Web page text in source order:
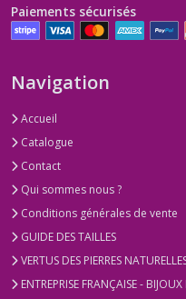
Paiements sécurisés
Navigation
Accueil
Catalogue
Contact
Qui sommes nous ?
Conditions générales de vente
GUIDE DES TAILLES
VERTUS DES PIERRES
ENTREPRISE FRANÇAISE -